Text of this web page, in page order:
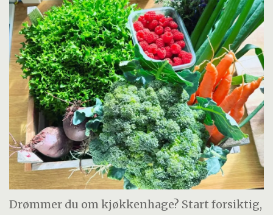
Drømmer du om kjøkkenhage? Start forsiktig,